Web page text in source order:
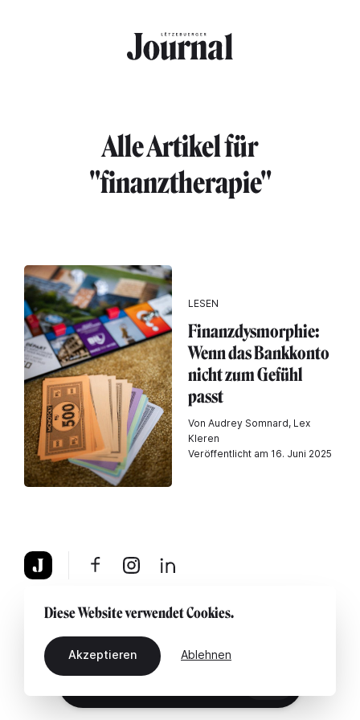
Alle Artikel für
"finanztherapie"
LESEN
Finanzdysmorphie:
Wenn das Bankkonto
nicht zum Gefühl
passt
Von Audrey Somnard, Lex
Kleren
Veröffentlicht am 16. Juni 2025
Über uns Rechtshinweis Kontaktiere uns
Diese Website verwendet Cookies.
Akzeptieren Ablehnen